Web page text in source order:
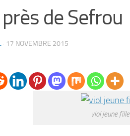
de Sefrou
· 17 NOVEMBRE 2015
viol jeune fille